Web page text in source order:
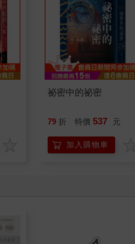
祕密中的祕密
79 折 特價 537 元
加入購物車